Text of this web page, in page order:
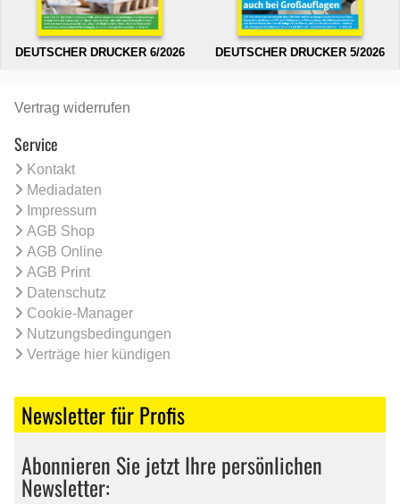
DEUTSCHER DRUCKER 6/2026 DEUTSCHER DRUCKER 5/2026
Vertrag widerrufen
Service
Kontakt
Mediadaten
Impressum
AGB Shop
AGB Online
AGB Print
Datenschutz
Cookie-Manager
Nutzungsbedingungen
Verträge hier kündigen
Newsletter für Profis
Abonnieren Sie jetzt Ihre persönlichen
Newsletter: